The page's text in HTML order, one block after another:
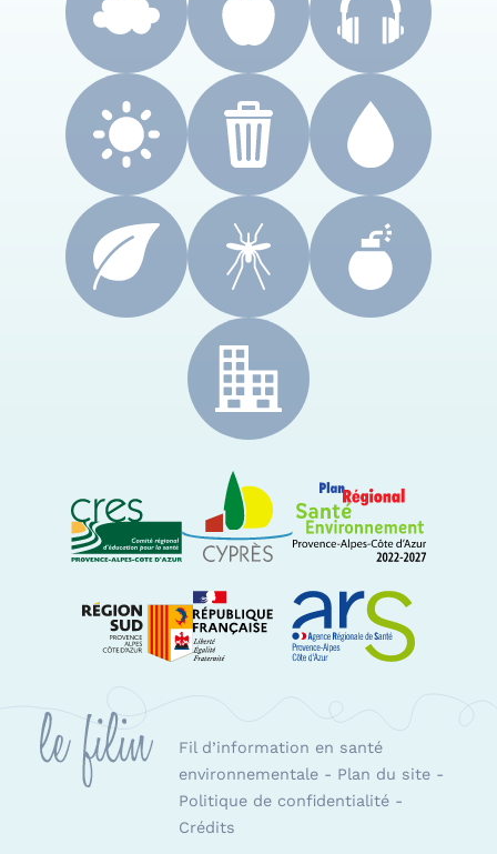
Fil d’information en santé
environnementale- Plan du site-
Politique de confidentialité-
Crédits